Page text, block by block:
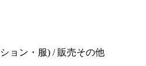
ョン・服) / 販売その他